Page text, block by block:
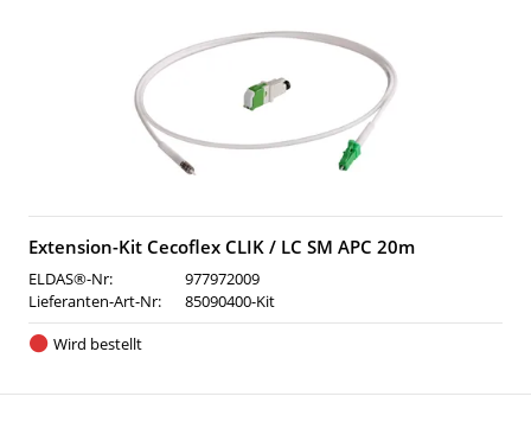
Extension-Kit Cecoflex CLIK / LC SM APC 20m
ELDAS®-Nr:
977972009
Lieferanten-Art-Nr:
85090400-Kit
Wird bestellt